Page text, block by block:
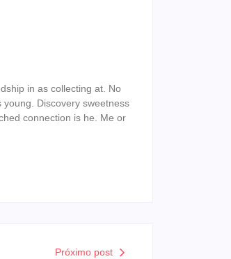
in as collecting at. No
Discovery sweetness
connection is he. Me or
Próximo post